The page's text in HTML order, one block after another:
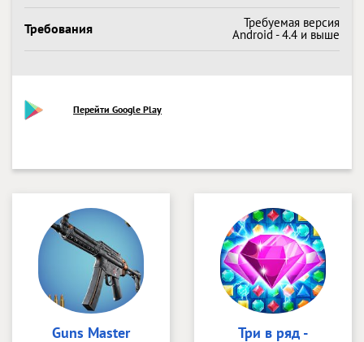
Требования Требуемая версия
Android - 4.4 и выше
Перейти Google Play
Guns Master Три в ряд -